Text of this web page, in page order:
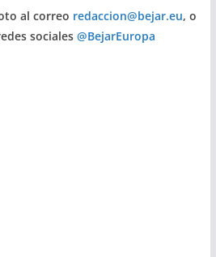
al correo redaccion@bejar.eu, o
sociales@BejarEuropa